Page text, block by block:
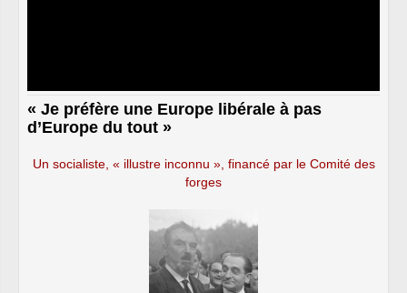
« Je préfère une Europe libérale à pas
d’Europe du tout »
Un socialiste, « illustre inconnu », financé par le Comité des
forges